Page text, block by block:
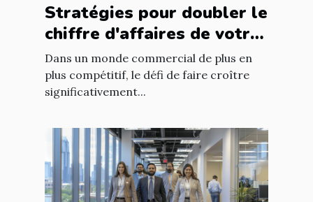
Stratégies pour doubler le
chiffre d'affaires de votre
site en six mois
Dans un monde commercial de plus en
plus compétitif, le défi de faire croître
significativement...